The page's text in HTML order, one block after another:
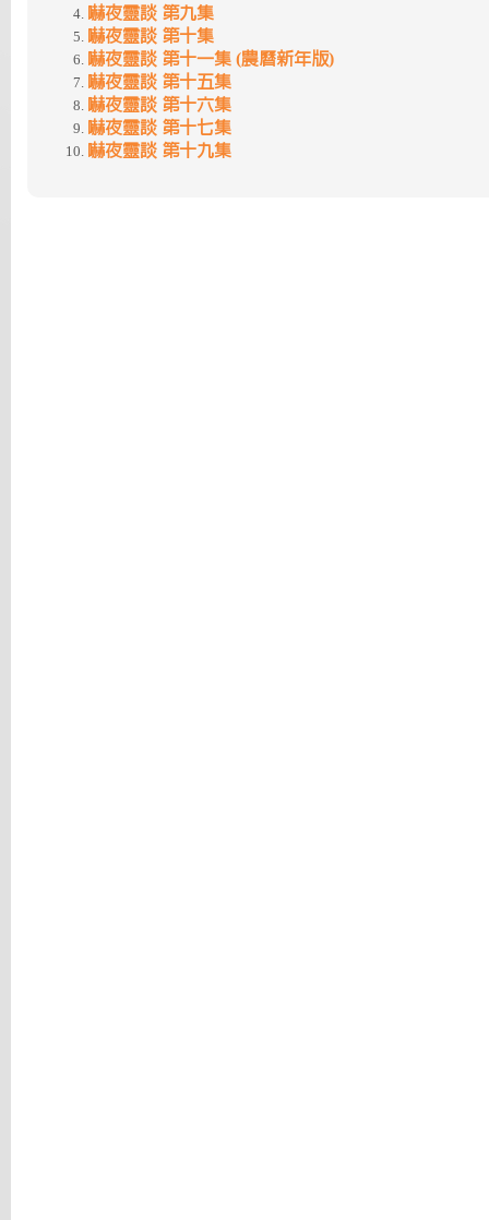
嚇夜靈談 第九集
嚇夜靈談 第十集
嚇夜靈談 第十一集 (農曆新年版)
嚇夜靈談 第十五集
嚇夜靈談 第十六集
嚇夜靈談 第十七集
嚇夜靈談 第十九集